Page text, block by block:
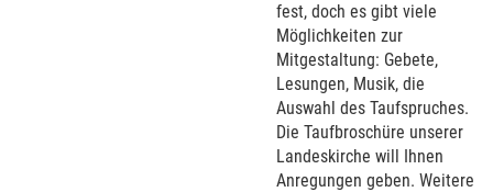
fest, doch es gibt viele
Möglichkeiten zur
Mitgestaltung: Gebete,
Lesungen, Musik, die
Auswahl des Taufspruches.
Die Taufbroschüre unserer
Landeskirche will Ihnen
Anregungen geben. Weitere